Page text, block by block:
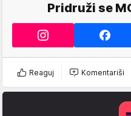
Pridruži se
Reaguj Komentariši